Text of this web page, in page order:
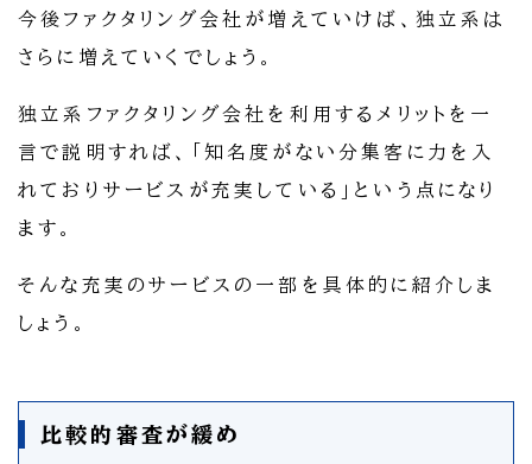
今後ファクタリング会社が増えていけば、独立系は
さらに増えていくでしょう。
独立系ファクタリング会社を利用するメリットを一
言で説明すれば、「知名度がない分集客に力を入
れておりサービスが充実している」という点になり
ます。
そんな充実のサービスの一部を具体的に紹介しま
しょう。
比較的審査が緩め